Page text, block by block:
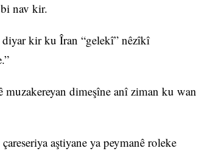
nav kir.
kir ku Îran “gelekî” nêzîkî
dimeşîne anî ziman ku wan
aştiyane ya peymanê roleke